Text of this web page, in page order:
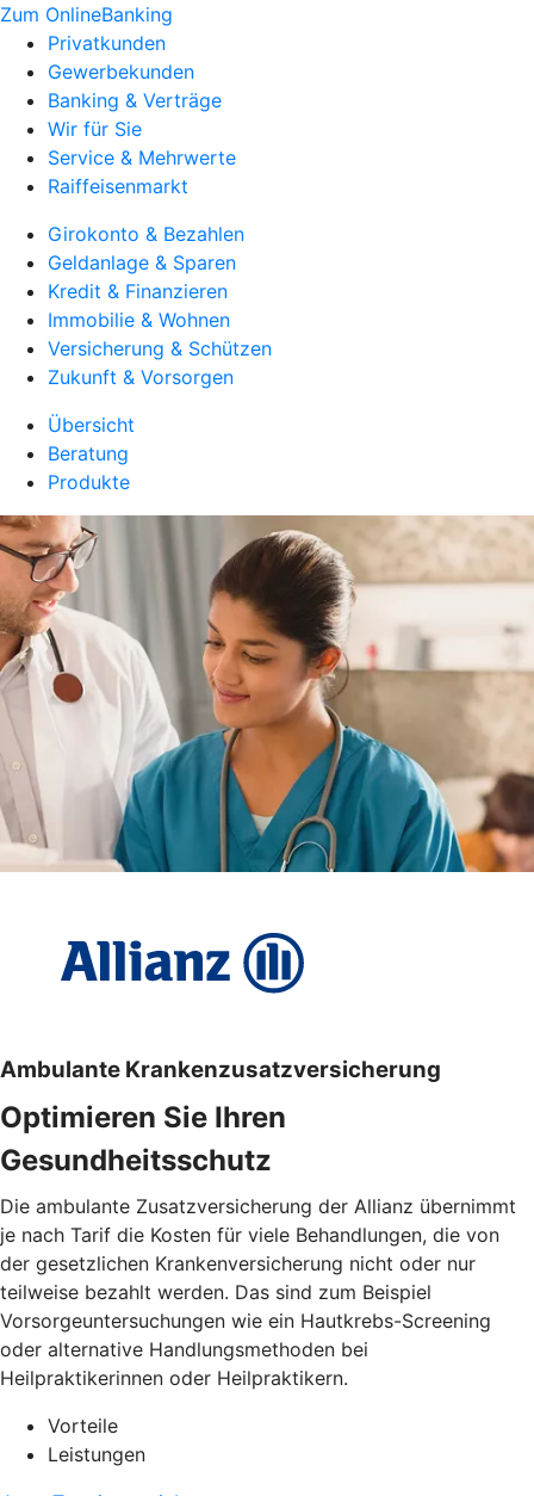
Zum OnlineBanking
Privatkunden
Gewerbekunden
Banking & Verträge
Wir für Sie
Service & Mehrwerte
Raiffeisenmarkt
Girokonto & Bezahlen
Geldanlage & Sparen
Kredit & Finanzieren
Immobilie & Wohnen
Versicherung & Schützen
Zukunft & Vorsorgen
Übersicht
Beratung
Produkte
Ambulante Krankenzusatzversicherung
Optimieren Sie Ihren
Gesundheitsschutz
Die ambulante Zusatzversicherung der Allianz übernimmt
je nach Tarif die Kosten für viele Behandlungen, die von
der gesetzlichen Krankenversicherung nicht oder nur
teilweise bezahlt werden. Das sind zum Beispiel
Vorsorgeuntersuchungen wie ein Hautkrebs-Screening
oder alternative Handlungsmethoden bei
Heilpraktikerinnen oder Heilpraktikern.
Vorteile
Leistungen